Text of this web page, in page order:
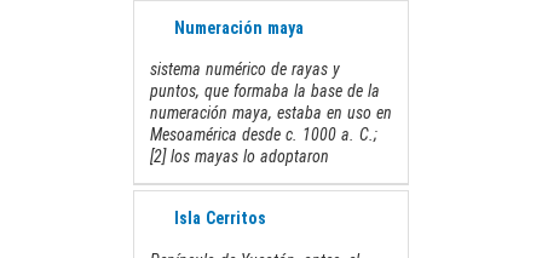
Numeración maya
sistema numérico de rayas y
puntos, que formaba la base de la
numeración maya, estaba en uso en
Mesoamérica desde c. 1000 a. C.;
[2]​ los mayas lo adoptaron
Isla Cerritos